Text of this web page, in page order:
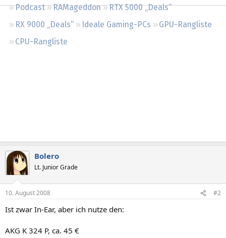
Podcast RAMageddon
RTX 5000 „Deals“
RX 9000 „Deals“
Ideale Gaming-PCs
GPU-Rangliste
CPU-Rangliste
Bolero
Lt. Junior Grade
10. August 2008 #2
Ist zwar In-Ear, aber ich nutze den:
AKG K 324 P, ca. 45 €